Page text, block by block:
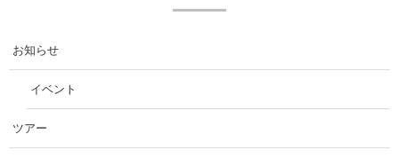
お知らせ
イベント
ツアー